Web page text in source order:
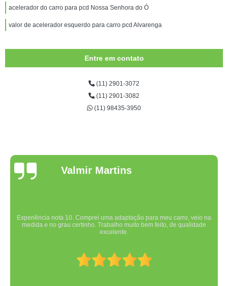
acelerador do carro para pcd Nossa Senhora do Ó
valor de acelerador esquerdo para carro pcd Alvarenga
Entre em contato
(11) 2901-3072
(11) 2901-3082
(11) 98435-3950
Valmir Martins
Experiência nota 10. Comprei uma adaptação para meu carro, veio na
medida e no grau certinho. Trabalho muito bem feito, de qualidade
excelente.